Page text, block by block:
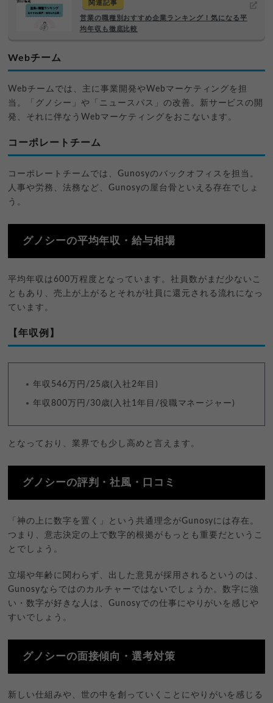
関連記事
営業の職種別おすすめ企業ランキング！気になる平
均年収も徹底比較
Webチーム
Webチームでは、主に事業開発やWebマーケティングを担
当。「グノシー」や「ニュースパス」の改善。新サービスの開
発、それに伴なうWebマーケティングをおこないます。
コーポレートチーム
コーポレートチームでは、Gunosyのバックオフィスを担当。
人事や労務、法務など、Gunosyの屋台骨といえる存在でしょ
う。
グノシーの平均年収・給与相場
平均年収は600万程度となっています。社員数がまだ少ないこ
ともあり、売上が上がるとそれが社員に還元される流れになっ
ています。
【年収例】
年収546万円/25歳(入社2年目)
年収800万円/30歳(入社1年目/役職マネージャー)
となっており、業界でも少し高めと言えます。
グノシーの評判・社風・口コミ
「神の上に数字を置く」という共通理念がGunosyには存在。
つまり、意志決定の上で数字的根拠がもっとも重要だというこ
とでしょう。
立場や年齢に関わらず、出した意見が採用されるというのは、
Gunosyならではのカルチャーではないでしょうか。数字に強
い・数字が好きな人は、Gunosyでの仕事にやりがいを感じや
すいでしょう。
グノシーの面接傾向・選考対策
新しい仕組みや、世の中を創っていくことにやりがいを感じる